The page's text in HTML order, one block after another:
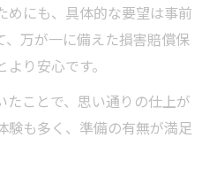
めにも、具体的な要望は事前
、万が一に備えた損害賠償保
り安心です。
たことで、思い通りの仕上が
験も多く、準備の有無が満足